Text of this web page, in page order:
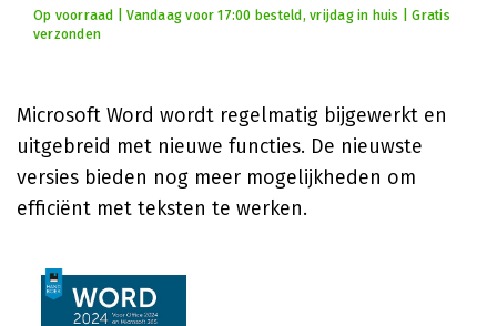
Op voorraad | Vandaag voor 17:00 besteld, vrijdag in huis | Gratis
verzonden
Microsoft Word wordt regelmatig bijgewerkt en
uitgebreid met nieuwe functies. De nieuwste
versies bieden nog meer mogelijkheden om
efficiënt met teksten te werken.